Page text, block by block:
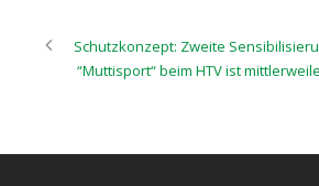
Schutzkonzept: Zweite
“Muttisport“ beim HTV ist